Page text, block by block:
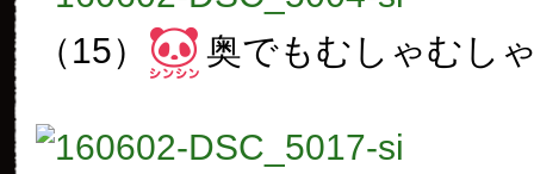
（15） 奥でもむしゃむし